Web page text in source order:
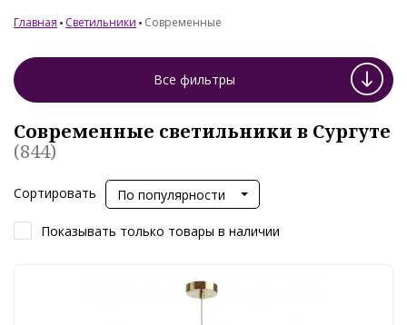
Главная Светильники Современные
Все фильтры
Современные светильники в Сургуте
(844)
Сортировать По популярности
Показывать только товары в наличии